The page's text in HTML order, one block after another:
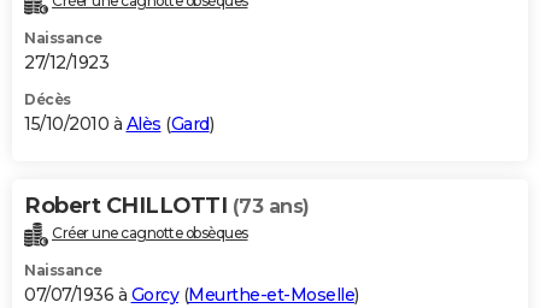
Naissance
27/12/1923
Décès
15/10/2010 à Alès (Gard)
Robert CHILLOTTI (73 ans)
Créer une cagnotte obsèques
Naissance
07/07/1936 à Gorcy(Meurthe-et-Moselle)